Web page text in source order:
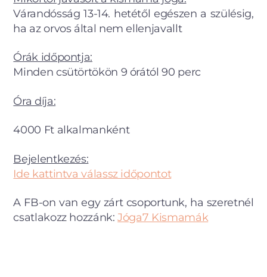
Várandósság 13-14. hetétől egészen a szülésig,
ha az orvos által nem ellenjavallt
Órák időpontja:
Minden csütörtökön 9 órától 90 perc
Óra díja:
4000 Ft alkalmanként
Bejelentkezés:
Ide kattintva válassz időpontot
A FB-on van egy zárt csoportunk, ha szeretnél
csatlakozz hozzánk:Jóga7 Kismamák